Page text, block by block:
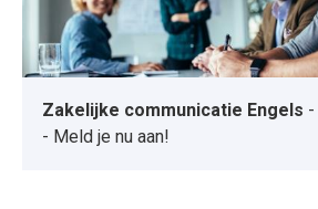
Zakelijke communicatie Engels -
- Meld je nu aan!